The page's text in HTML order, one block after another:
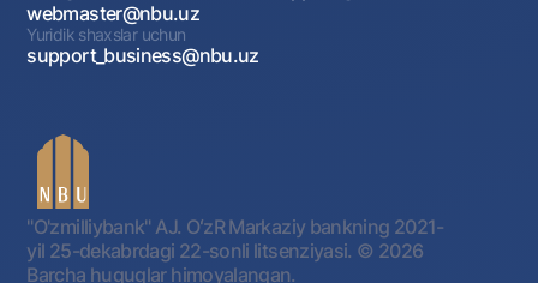
webmaster@nbu.uz
Yuridik shaxslar uchun
support_business@nbu.uz
"O'zmilliybank" AJ. OʻzR Markaziy bankning 2021-
yil 25-dekabrdagi 22-sonli litsenziyasi. © 2026
Barcha huquqlar himoyalangan.